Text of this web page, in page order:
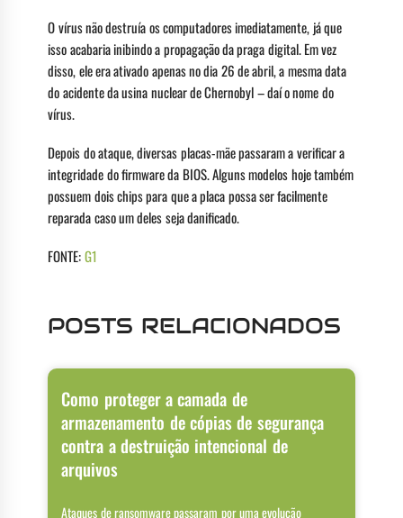
O vírus não destruía os computadores imediatamente, já que
isso acabaria inibindo a propagação da praga digital. Em vez
disso, ele era ativado apenas no dia 26 de abril, a mesma data
do acidente da usina nuclear de Chernobyl – daí o nome do
vírus.
Depois do ataque, diversas placas-mãe passaram a verificar a
integridade do firmware da BIOS. Alguns modelos hoje também
possuem dois chips para que a placa possa ser facilmente
reparada caso um deles seja danificado.
FONTE:G1
POSTS RELACIONADOS
Como proteger a camada de
armazenamento de cópias de segurança
contra a destruição intencional de
arquivos
Ataques de ransomware passaram por uma evolução